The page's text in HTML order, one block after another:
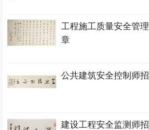
工程施工质量安全管
章
公共建筑安全控制师
建设工程安全监测师